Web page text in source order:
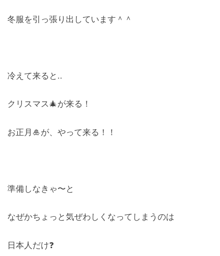
フレーム
Lens
キッズ
サングラス
Hearing Aid
アクセス
冬服を引っ張り出しています＾＾
冷えて来ると..
クリスマス🎄が来る！
お正月🎍が、やって来る！！
準備しなきゃ〜と
なぜかちょっと気ぜわしくなってしまうのは
日本人だけ❓